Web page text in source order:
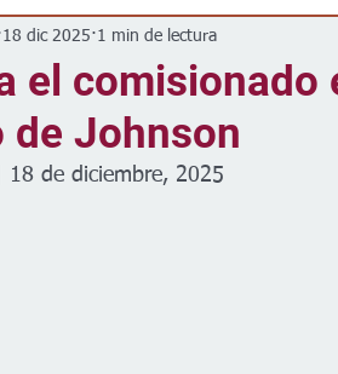
Salud Arte & Cultura
Escuelas Calles
el comisionado
de Johnson
18 dic 2025 1 min de lectura
18 de diciembre, 2025